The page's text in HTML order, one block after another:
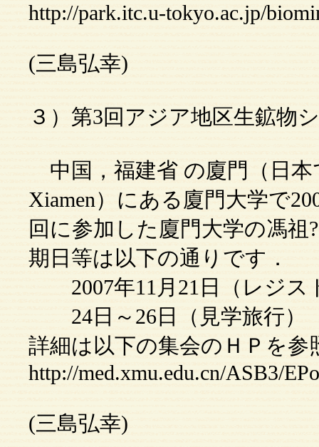
http://park.itc.u-tokyo.ac.jp/
(三島弘幸)
３）第3回アジア地区生鉱物
中国，福建省 の廈門（日
Xiamen）にある廈門大学で
回に参加した廈門大学の馮祖
期日等は以下の通りです．
2007年11月21日（レジス
24日～26日（見学旅行）
詳細は以下の集会のＨＰを参
http://med.xmu.edu.cn/ASB3/
(三島弘幸)